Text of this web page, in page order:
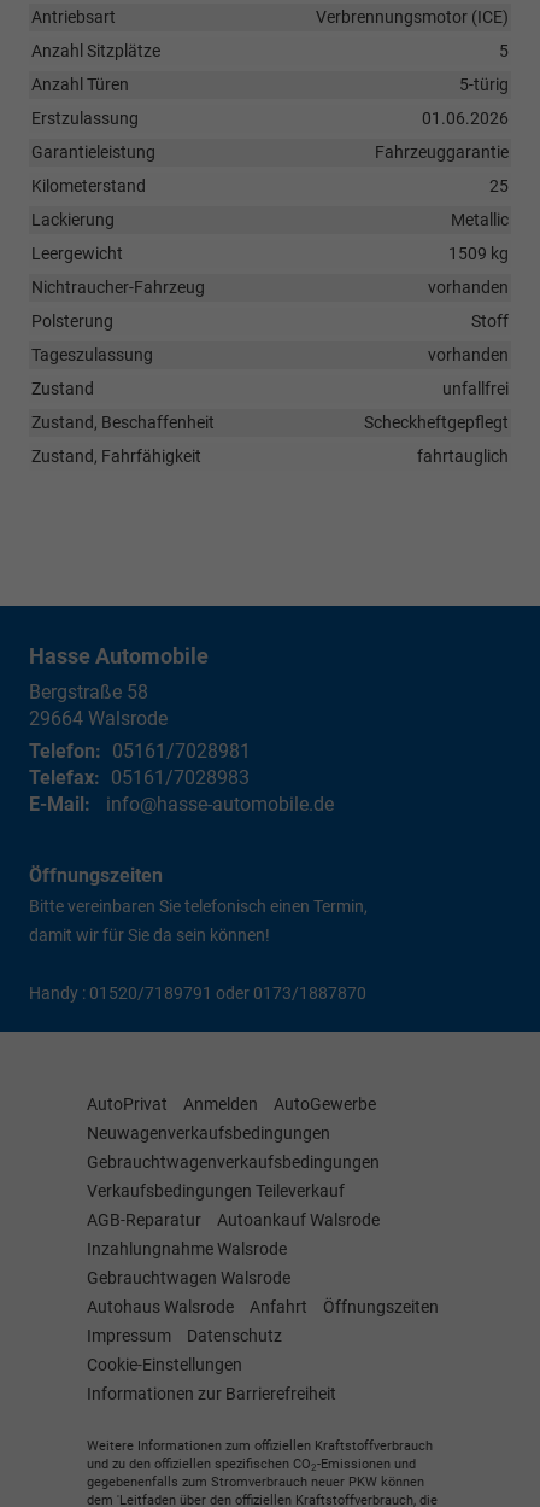
Antriebsart
Verbrennungsmotor (ICE)
Anzahl Sitzplätze
5
Anzahl Türen
5-türig
Erstzulassung
01.06.2026
Garantieleistung
Fahrzeuggarantie
Kilometerstand
25
Lackierung
Metallic
Leergewicht
1509 kg
Nichtraucher-Fahrzeug
vorhanden
Polsterung
Stoff
Tageszulassung
vorhanden
Zustand
unfallfrei
Zustand, Beschaffenheit
Scheckheftgepflegt
Zustand, Fahrfähigkeit
fahrtauglich
Hasse Automobile
Bergstraße 58
29664 Walsrode
Telefon: 05161/7028981
Telefax: 05161/7028983
E-Mail:
info@hasse-automobile.de
Öffnungszeiten
Bitte vereinbaren Sie telefonisch einen Termin,
damit wir für Sie da sein können!
Handy : 01520/7189791 oder 0173/1887870
AutoPrivat Anmelden
AutoGewerbe
Neuwagenverkaufsbedingungen
Gebrauchtwagenverkaufsbedingungen
Verkaufsbedingungen Teileverkauf
AGB-Reparatur
Autoankauf Walsrode
Inzahlungnahme Walsrode
Gebrauchtwagen Walsrode
Autohaus Walsrode
Anfahrt
Öffnungszeiten
Impressum
Datenschutz
Cookie-Einstellungen
Informationen zur Barrierefreiheit
Weitere Informationen zum offiziellen Kraftstoffverbrauch
und zu den offiziellen spezifischen CO2-Emissionen und
gegebenenfalls zum Stromverbrauch neuer PKW können
dem 'Leitfaden über den offiziellen Kraftstoffverbrauch, die